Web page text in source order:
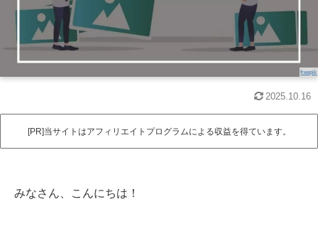
freepik
2025.10.16
[PR]当サイトはアフィリエイトプログラムによる収益を得ています。
みなさん、こんにちは！